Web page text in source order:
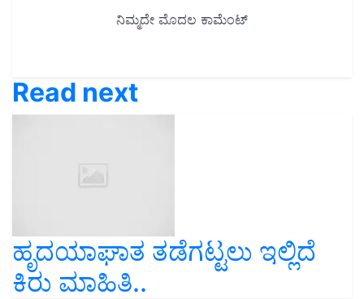
Read next
ಹೃದಯಾಘಾತ ತಡೆಗಟ್ಟಲು ಇಲ್ಲಿದೆ
ಕಿರು ಮಾಹಿತಿ..